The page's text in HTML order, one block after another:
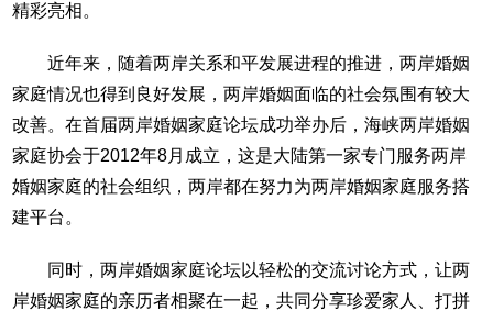
精彩亮相。
近年来，随着两岸关系和平发展进程的推进，两岸婚姻
家庭情况也得到良好发展，两岸婚姻面临的社会氛围有较大
改善。在首届两岸婚姻家庭论坛成功举办后，海峡两岸婚姻
家庭协会于2012年8月成立，这是大陆第一家专门服务两岸
婚姻家庭的社会组织，两岸都在努力为两岸婚姻家庭服务搭
建平台。
同时，两岸婚姻家庭论坛以轻松的交流讨论方式，让两
岸婚姻家庭的亲历者相聚在一起，共同分享珍爱家人、打拼